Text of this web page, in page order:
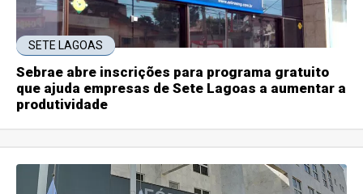
SETE LAGOAS
Sebrae abre inscrições para programa gratuito
que ajuda empresas de Sete Lagoas a aumentar a
produtividade